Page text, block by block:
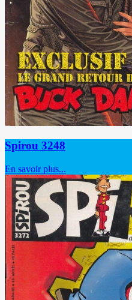
Spirou 3248
En savoir plus...